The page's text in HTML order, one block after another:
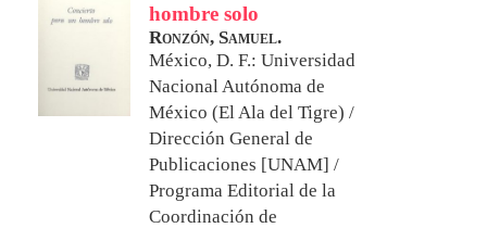
hombre solo
Ronzón, Samuel.
México, D. F.: Universidad
Nacional Autónoma de
México (El Ala del Tigre) /
Dirección General de
Publicaciones [UNAM] /
Programa Editorial de la
Coordinación de